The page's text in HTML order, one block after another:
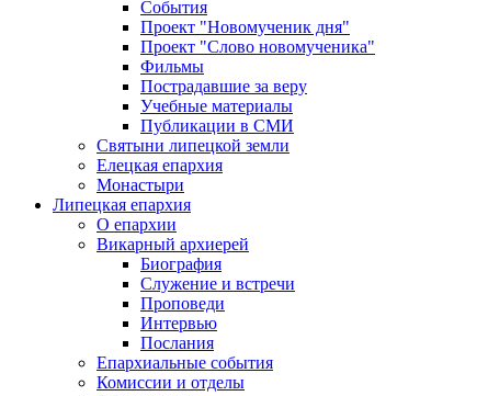
События
Проект "Новомученик дня"
Проект "Слово новомученика"
Фильмы
Пострадавшие за веру
Учебные материалы
Публикации в СМИ
Святыни липецкой земли
Елецкая епархия
Монастыри
Липецкая епархия
О епархии
Викарный архиерей
Биография
Служение и встречи
Проповеди
Интервью
Послания
Епархиальные события
Комиссии и отделы